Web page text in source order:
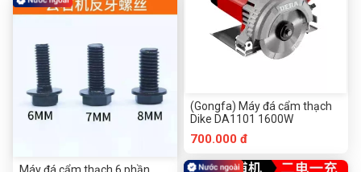
(Gongfa) Máy đá cẩm thạch
Dike DA1101 1600W
700.000 đ